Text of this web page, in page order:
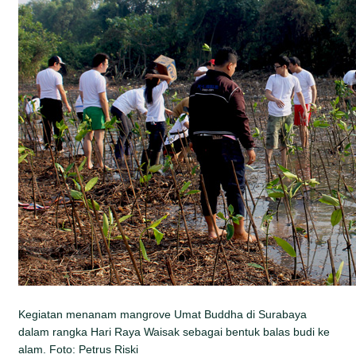
Kegiatan menanam mangrove Umat Buddha di Surabaya
dalam rangka Hari Raya Waisak sebagai bentuk balas budi ke
alam. Foto: Petrus Riski